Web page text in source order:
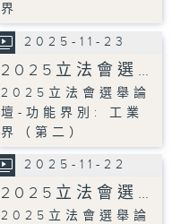
界
2025-11-23
2025立法會選…
2025立法會選舉論
壇-功能界別: 工業
界（第二）
2025-11-22
2025立法會選…
2025立法會選舉論